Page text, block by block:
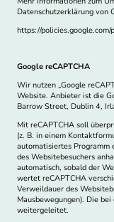
Datenschutzerklärung von
https://policies.google.com/
Google reCAPTCHA
Wir nutzen „Google
Website. Anbieter ist die
Barrow Street, Dublin 4,
Mit reCAPTCHA soll
(z. B. in einem
automatisiertes Programm
des Websitebesuchers
automatisch, sobald der
wertet reCAPTCHA
Verweildauer des
Mausbewegungen). Die
weitergeleitet.